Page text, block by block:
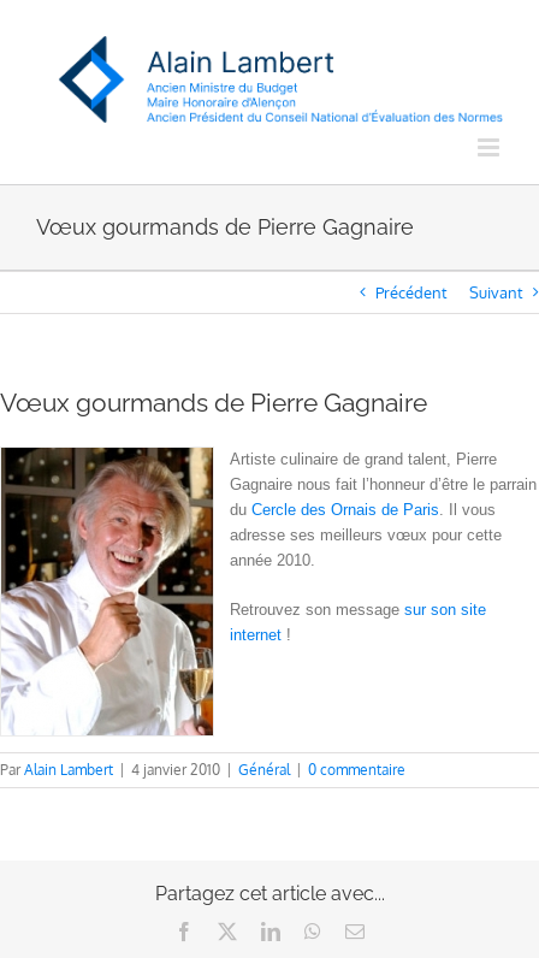
Vœux gourmands de Pierre Gagnaire
Précédent Suivant
Vœux gourmands de Pierre Gagnaire
Artiste culinaire de grand talent, Pierre
Gagnaire nous fait l’honneur d’être le parrain
duCercle des Ornais de Paris. Il vous
adresse ses meilleurs vœux pour cette
année 2010.
Retrouvez son messagesur son site
internet !
ParAlain Lambert 4 janvier 2010 Général 0 commentaire
Partagez cet article avec...
Facebook LinkedInWhatsApp
Email